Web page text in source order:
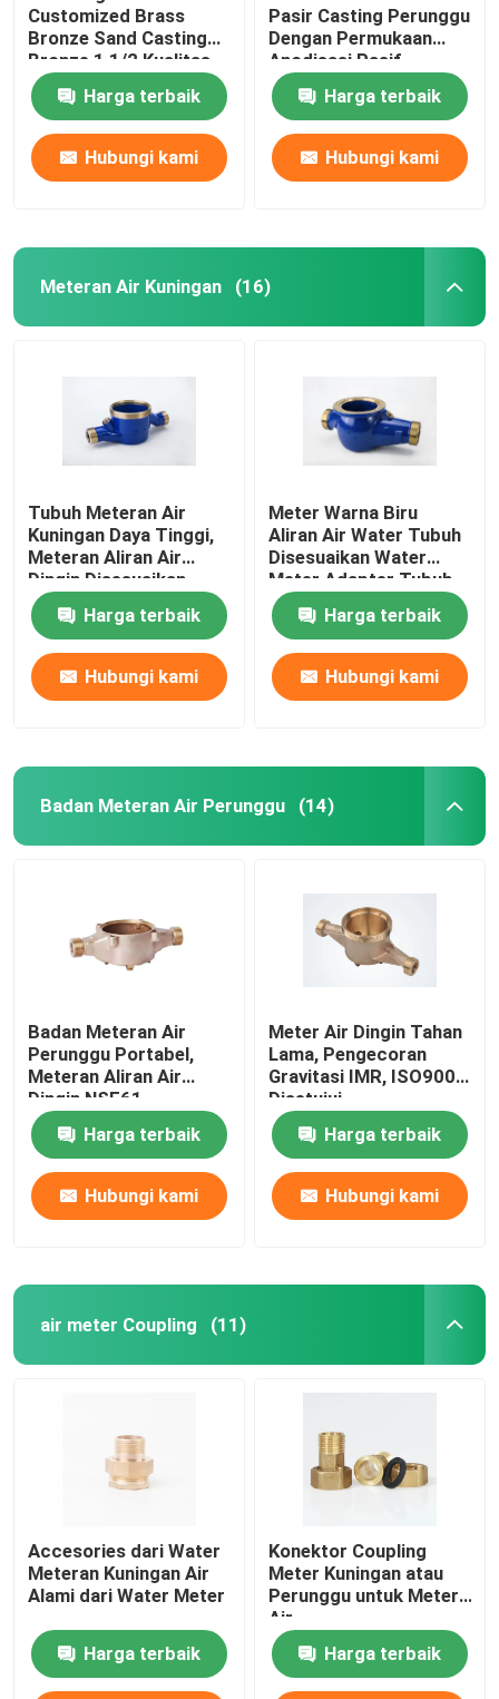
Busing dan Bantalan
Adaptor Api
Customized Brass
Bronze Sand Casting
Bronze 1 1/2 Kualitas
tinggi
Harga terbaik
Hubungi kami
Pasir Casting Perunggu
Dengan Permukaan
Anodisasi Pasif
Harga terbaik
Hubungi kami
Meteran Air Kuningan (16)
Tubuh Meteran Air
Kuningan Daya Tinggi,
Meteran Aliran Air
Dingin Disesuaikan
Harga terbaik
Hubungi kami
Meter Warna Biru
Aliran Air Water Tubuh
Disesuaikan Water
Meter Adapter Tubuh
DN 15-DN 50
Harga terbaik
Hubungi kami
Badan Meteran Air Perunggu (14)
Badan Meteran Air
Perunggu Portabel,
Meteran Aliran Air
Dingin NSF61
Harga terbaik
Hubungi kami
Meter Air Dingin Tahan
Lama, Pengecoran
Gravitasi IMR, ISO9001
Disetujui
Harga terbaik
Hubungi kami
air meter Coupling (11)
Accesories dari Water
Meteran Kuningan Air
Alami dari Water Meter
Harga terbaik
Konektor Coupling
Meter Kuningan atau
Perunggu untuk Meter
Air
Harga terbaik